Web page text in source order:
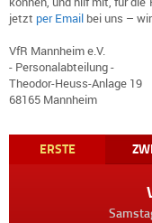
jetzt per Email bei uns –
VfR Mannheim e.V.
- Personalabteilung -
Theodor-Heuss-Anlage 19
68165 Mannheim
ERSTE